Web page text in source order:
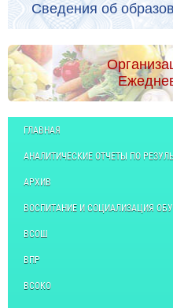
Сведения об
ГЛАВНАЯ
АНАЛИТИЧЕСКИЕ ОТЧЕТЫ ПО
АРХИВ
ВОСПИТАНИЕ И СОЦИАЛИЗАЦИЯ
ВСОШ
ВПР
ВСОКО